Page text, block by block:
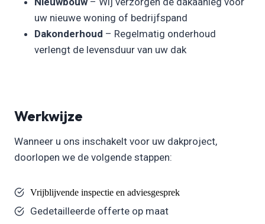
uw nieuwe woning of bedrijfspand
Dakonderhoud – Regelmatig onderhoud
verlengt de levensduur van uw dak
Werkwijze
Wanneer u ons inschakelt voor uw dakproject,
doorlopen we de volgende stappen:
Vrijblijvende inspectie en adviesgesprek
Gedetailleerde offerte op maat